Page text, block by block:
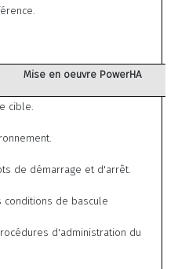
Mise en oeuvre PowerHA
cible.
de démarrage et d'arrêt.
de bascule
d'administration du